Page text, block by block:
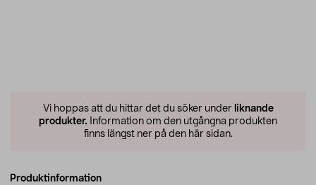
Vi hoppas att du hittar det du söker under liknande
produkter. Information om den utgångna produkten
finns längst ner på den här sidan.
Produktinformation